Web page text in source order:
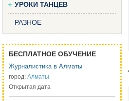
УРОКИ ТАНЦЕВ
РАЗНОЕ
БЕСПЛАТНОЕ ОБУЧЕНИЕ
Журналистика в Алматы
город: Алматы
Открытая дата